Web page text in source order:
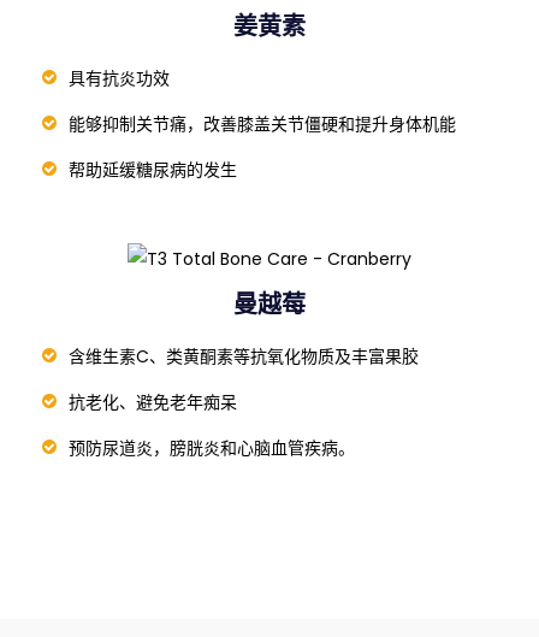
姜黄素
具有抗炎功效
帮助延缓糖尿病的发生
曼越莓
含维生素C、类黄酮素等抗氧化物质及丰富果胶